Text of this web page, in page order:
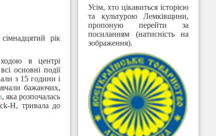
рік
в центрі
основні події
з 15 години і
бажаючих,
, яка розпочалась
H, тривала до
Усім, хто цікавиться історією
та культурою Лемківщини,
пропоную перейти за
посиланням (натисність на
зображення).